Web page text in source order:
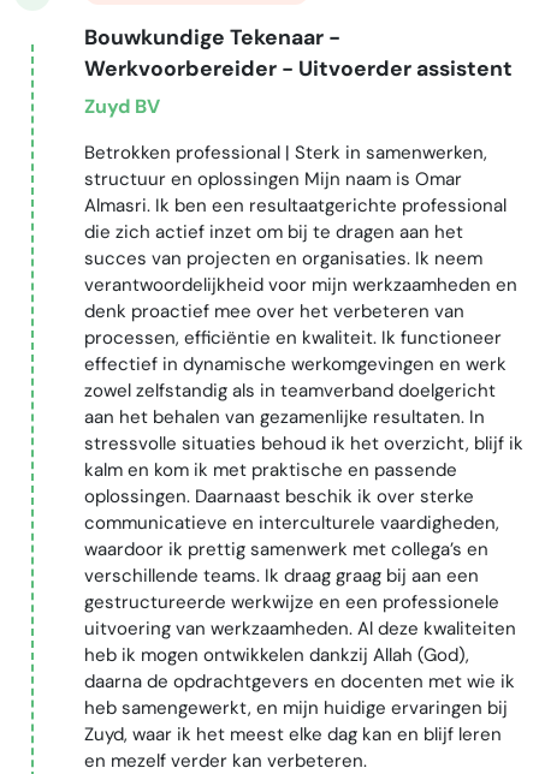
Bouwkundige Tekenaar -
Werkvoorbereider - Uitvoerder assistent
Zuyd BV
Betrokken professional | Sterk in samenwerken,
structuur en oplossingen Mijn naam is Omar
Almasri. Ik ben een resultaatgerichte professional
die zich actief inzet om bij te dragen aan het
succes van projecten en organisaties. Ik neem
verantwoordelijkheid voor mijn werkzaamheden en
denk proactief mee over het verbeteren van
processen, efficiëntie en kwaliteit. Ik functioneer
effectief in dynamische werkomgevingen en werk
zowel zelfstandig als in teamverband doelgericht
aan het behalen van gezamenlijke resultaten. In
stressvolle situaties behoud ik het overzicht, blijf ik
kalm en kom ik met praktische en passende
oplossingen. Daarnaast beschik ik over sterke
communicatieve en interculturele vaardigheden,
waardoor ik prettig samenwerk met collega’s en
verschillende teams. Ik draag graag bij aan een
gestructureerde werkwijze en een professionele
uitvoering van werkzaamheden. Al deze kwaliteiten
heb ik mogen ontwikkelen dankzij Allah (God),
daarna de opdrachtgevers en docenten met wie ik
heb samengewerkt, en mijn huidige ervaringen bij
Zuyd, waar ik het meest elke dag kan en blijf leren
en mezelf verder kan verbeteren.